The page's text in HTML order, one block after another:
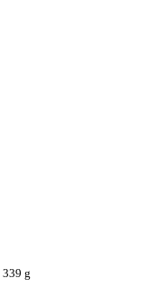
339 g